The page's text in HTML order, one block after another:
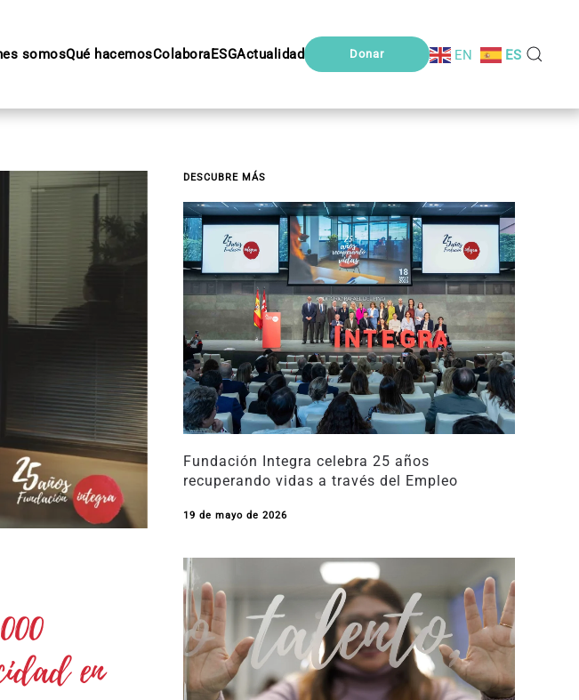
somosQué hacemosColaboraESGActualidad Donar EN ES
en
DESCUBRE MÁS
Fundación Integra celebra 25 años
recuperando vidas a través del Empleo
19 de mayo de 2026